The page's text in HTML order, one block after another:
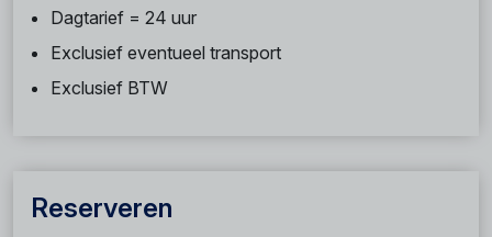
Dagtarief = 24 uur
Exclusief eventueel transport
Exclusief BTW
Reserveren